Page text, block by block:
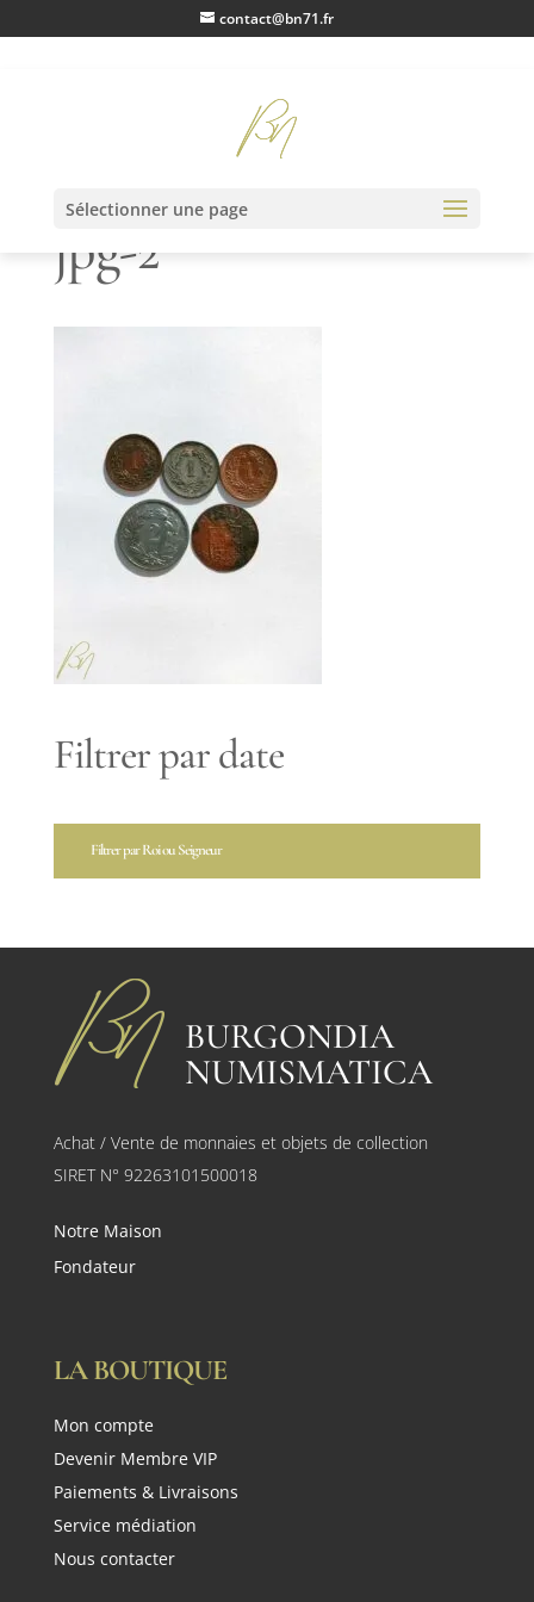
contact@bn71.fr
Sélectionner une page
IMG20230216111518.
jpg-2
Filtrer par date
Filtrer par Roi ou Seigneur
BURGONDIA
NUMISMATICA
Achat / Vente de monnaies et objets de collection
SIRET N° 92263101500018
Notre Maison
Fondateur
LA BOUTIQUE
Mon compte
Devenir Membre VIP
Paiements & Livraisons
Service médiation
Nous contacter